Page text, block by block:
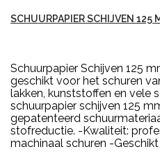
SCHUURPAPIER SCHIJVEN 125
Schuurpapier Schijven 125
geschikt voor het schuren
lakken, kunststoffen en vele
schuurpapier schijven 125
gepatenteerd
stofreductie. -Kwaliteit:
machinaal schuren -